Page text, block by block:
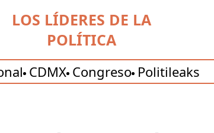
LOS LÍDERES DE LA
POLÍTICA
CDMX Congreso Politileaks